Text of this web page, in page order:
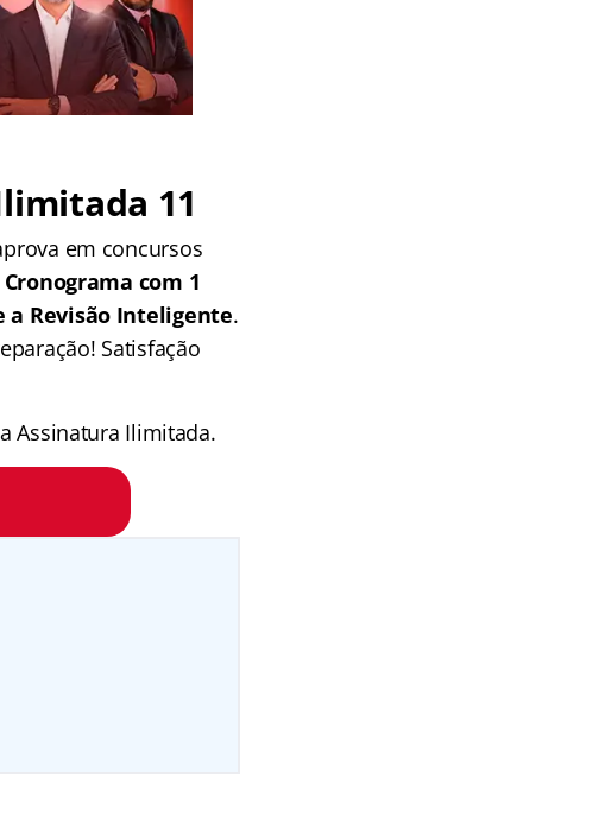
11
em concursos
Cronograma com 1
a Revisão Inteligente.
Satisfação
Assinatura Ilimitada.